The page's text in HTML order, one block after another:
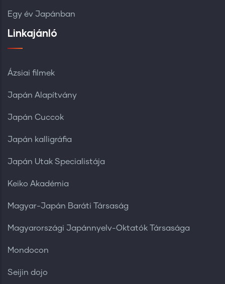
Egy év Japánban
Linkajánló
Ázsiai filmek
Japán Alapítvány
Japán Cuccok
Japán kalligráfia
Japán Utak Specialistája
Keiko Akadémia
Magyar-Japán Baráti Társaság
Magyarországi Japánnyelv-Oktatók Társasága
Mondocon
Seijin dojo